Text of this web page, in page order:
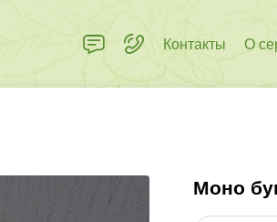
Контакты О
Моно